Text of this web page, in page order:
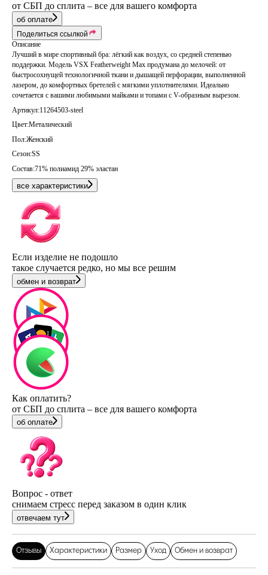
от СБП до сплита – все для вашего комфорта
об оплате
Поделиться ссылкой
Описание
Лучший в мире спортивный бра: лёгкий как воздух, со средней степенью
поддержки. Модель VSX Featherweight Max продумана до мелочей: от
быстросохнущей технологичной ткани и дышащей перфорации, выполненной
лазером, до комфортных бретелей с мягкими уплотнителями. Идеально
сочетается с вашими любимыми майками и топами с V-образным вырезом.
Артикул:11264503-steel
Цвет:Металический
Пол:Женский
Сезон:SS
Состав:71% полиамид 29% эластан
все характеристики
Если изделие не подошло
такое случается редко, но мы все решим
обмен и возврат
Как оплатить?
от СБП до сплита – все для вашего комфорта
об оплате
Вопрос - ответ
снимаем стресс перед заказом в один клик
отвечаем тут
Отзывы Характеристики Размер Уход Обмен и возврат